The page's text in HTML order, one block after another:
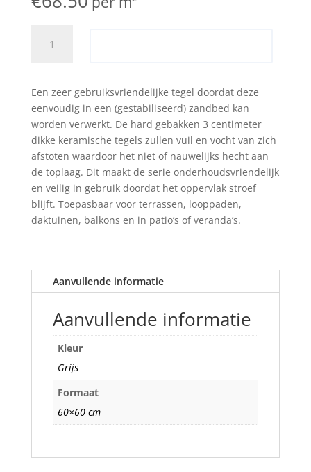
ceramica
cittadella
grigio
aantal
Een zeer gebruiksvriendelijke tegel doordat deze
eenvoudig in een (gestabiliseerd) zandbed kan
worden verwerkt. De hard gebakken 3 centimeter
dikke keramische tegels zullen vuil en vocht van zich
afstoten waardoor het niet of nauwelijks hecht aan
de toplaag. Dit maakt de serie onderhoudsvriendelijk
en veilig in gebruik doordat het oppervlak stroef
blijft. Toepasbaar voor terrassen, looppaden,
daktuinen, balkons en in patio’s of veranda’s.
Aanvullende informatie
Aanvullende informatie
Kleur
Grijs
Formaat
60×60 cm